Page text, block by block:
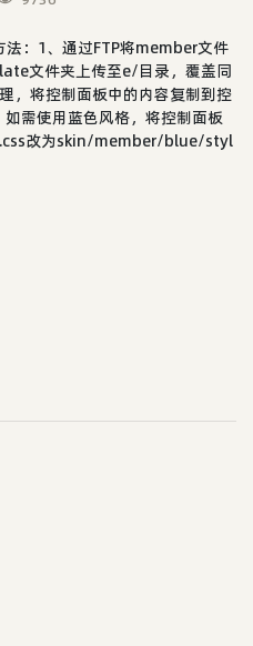
法：1、通过FTP将member文件
文件夹上传至e/目录，覆盖同
，将控制面板中的内容复制到控
需使用蓝色风格，将控制面板
改为skin/member/blue/styl